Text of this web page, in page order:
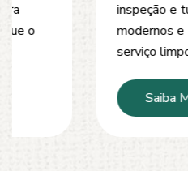
inspeção e tubulações.
modernos e técnicas
serviço limpo, ágil e sem
Saiba Mais